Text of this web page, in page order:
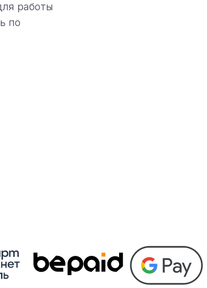
работы
по